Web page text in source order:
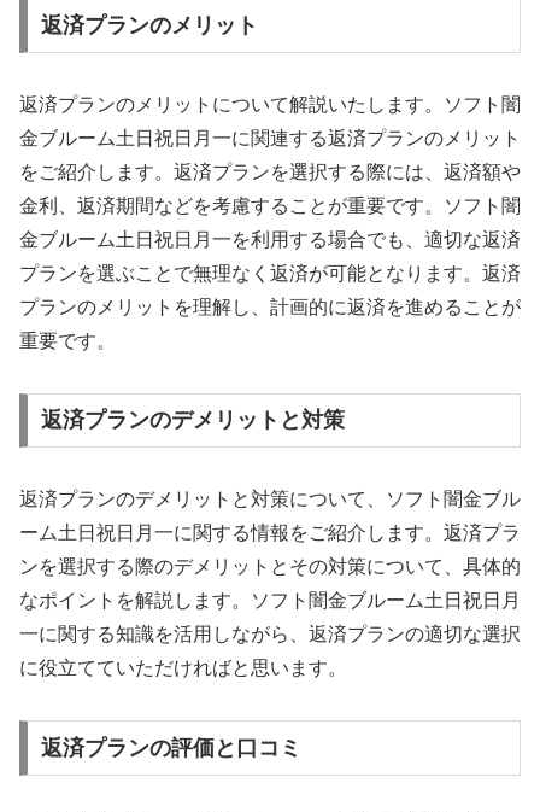
返済プランのメリット
返済プランのメリットについて解説いたします。ソフト闇
金ブルーム土日祝日月一に関連する返済プランのメリット
をご紹介します。返済プランを選択する際には、返済額や
金利、返済期間などを考慮することが重要です。ソフト闇
金ブルーム土日祝日月一を利用する場合でも、適切な返済
プランを選ぶことで無理なく返済が可能となります。返済
プランのメリットを理解し、計画的に返済を進めることが
重要です。
返済プランのデメリットと対策
返済プランのデメリットと対策について、ソフト闇金ブル
ーム土日祝日月一に関する情報をご紹介します。返済プラ
ンを選択する際のデメリットとその対策について、具体的
なポイントを解説します。ソフト闇金ブルーム土日祝日月
一に関する知識を活用しながら、返済プランの適切な選択
に役立てていただければと思います。
返済プランの評価と口コミ